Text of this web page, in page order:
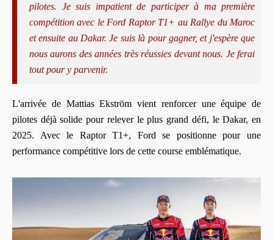
pilotes. Je suis impatient de participer à ma première
compétition avec le Ford Raptor T1+ au Rallye du Maroc
et ensuite au Dakar. Je suis là pour gagner, et j'espère que
nous aurons des années très réussies devant nous. Je ferai
tout pour y parvenir.
L'arrivée de Mattias Ekström vient renforcer une équipe de
pilotes déjà solide pour relever le plus grand défi, le Dakar, en
2025. Avec le Raptor T1+, Ford se positionne pour une
performance compétitive lors de cette course emblématique.